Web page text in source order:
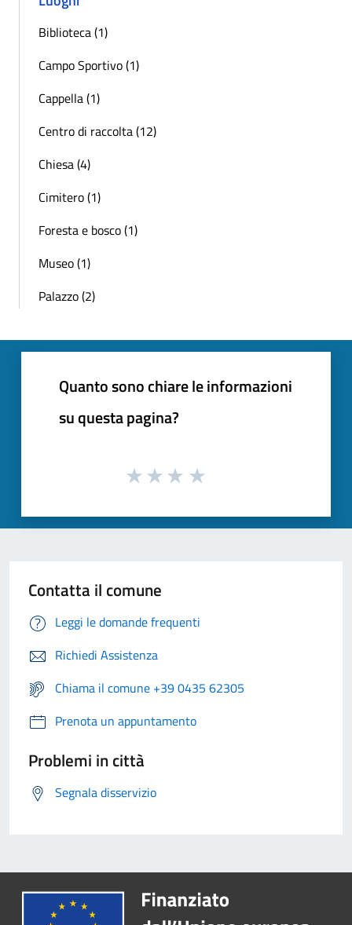
Biblioteca (1)
Campo Sportivo (1)
Cappella (1)
Centro di raccolta (12)
Chiesa (4)
Cimitero (1)
Foresta e bosco (1)
Museo (1)
Palazzo (2)
Quanto sono chiare le informazioni
su questa pagina?
Contatta il comune
Leggi le domande frequenti
Richiedi Assistenza
Chiama il comune +39 0435 62305
Prenota un appuntamento
Problemi in città
Segnala disservizio